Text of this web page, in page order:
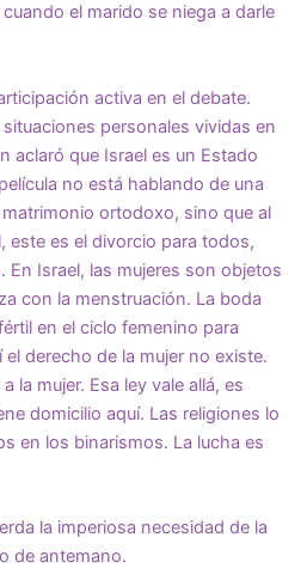
el marido se niega a darle
activa en el debate.
personales vividas en
aclaró que Israel es un Estado
no está hablando de una
ortodoxo, sino que al
este es el divorcio para todos,
Israel, las mujeres son objetos
con la menstruación. La boda
en el ciclo femenino para
derecho de la mujer no existe.
la mujer. Esa ley vale allá, es
domicilio aquí. Las religiones lo
en los binarismos. La lucha es
la imperiosa necesidad de la
de antemano.